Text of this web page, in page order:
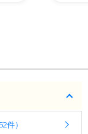
きます。
件）